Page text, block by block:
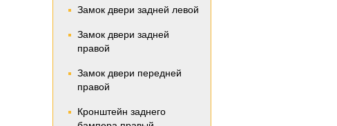
Замок двери задней левой
Замок двери задней
правой
Замок двери передней
правой
Кронштейн заднего